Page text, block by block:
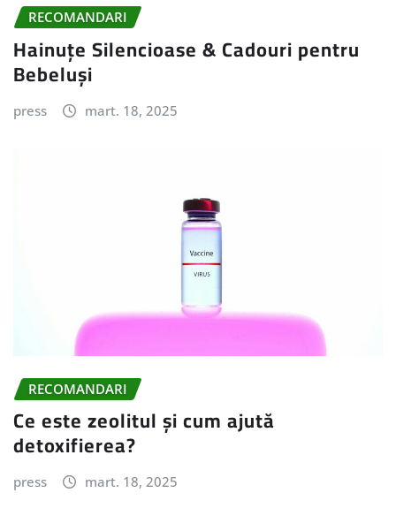
RECOMANDARI
Hainuțe Silencioase & Cadouri pentru
Bebeluși
press mart. 18, 2025
RECOMANDARI
Ce este zeolitul și cum ajută
detoxifierea?
press mart. 18, 2025